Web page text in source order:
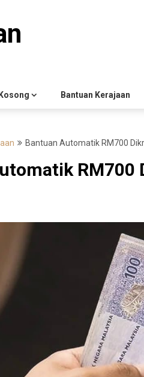
Bantuan Kerajaan
Bantuan Automatik RM700
RM700